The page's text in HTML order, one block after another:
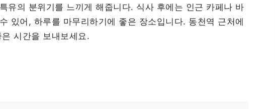
유의 분위기를 느끼게 해줍니다. 식사 후에는 인근 카페나 바
있어, 하루를 마무리하기에 좋은 장소입니다. 동천역 근처에
시간을 보내보세요.